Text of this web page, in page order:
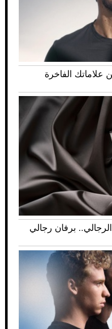
نظارات من علاماتك الفاخرة
برفان رجالي